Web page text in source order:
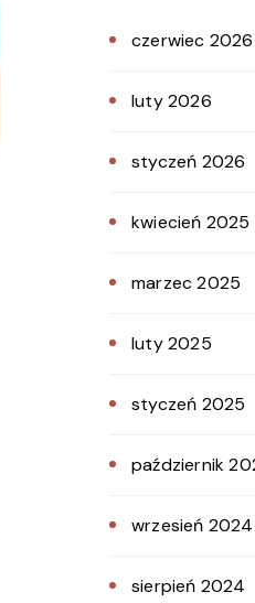
czerwiec 2026
luty 2026
styczeń 2026
kwiecień 2025
marzec 2025
luty 2025
styczeń 2025
październik
wrzesień 2024
sierpień 2024